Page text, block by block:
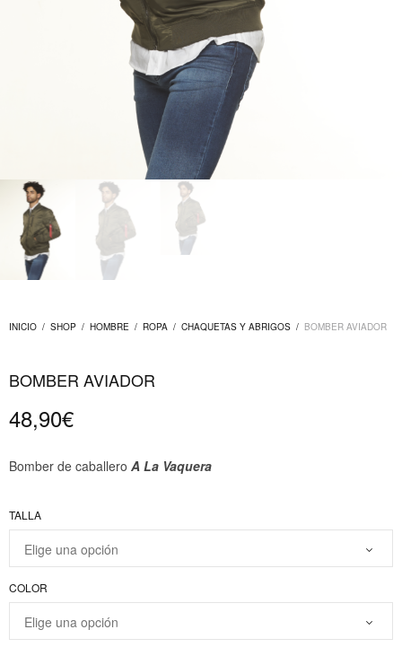
INICIO / SHOP / HOMBRE / ROPA / CHAQUETAS Y ABRIGOS / BOMBER AVIADOR
BOMBER AVIADOR
48,90€
Bomber de caballero A La Vaquera
TALLA
COLOR